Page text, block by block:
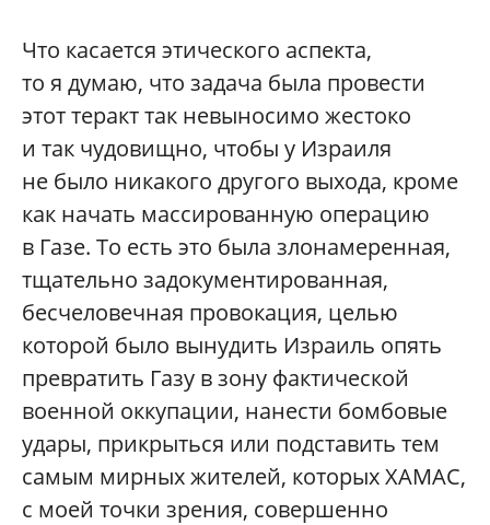
Что касается этического аспекта,
то я думаю, что задача была провести
этот теракт так невыносимо жестоко
и так чудовищно, чтобы у Израиля
не было никакого другого выхода, кроме
как начать массированную операцию
в Газе. То есть это была злонамеренная,
тщательно задокументированная,
бесчеловечная провокация, целью
которой было вынудить Израиль опять
превратить Газу в зону фактической
военной оккупации, нанести бомбовые
удары, прикрыться или подставить тем
самым мирных жителей, которых ХАМАС,
с моей точки зрения, совершенно